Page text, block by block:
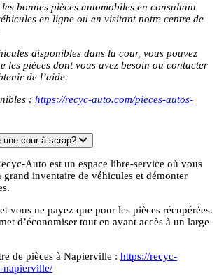
bonnes pièces automobiles en consultant
en ligne ou en visitant notre centre de
disponibles dans la cour, vous pouvez
les pièces dont vous avez besoin ou contacter
de l’aide.
: https://recyc-auto.com/pieces-autos-
une cour à scrap?
Auto est un espace libre-service où vous
grand inventaire de véhicules et démonter
vous ne payez que pour les pièces récupérées.
d’économiser tout en ayant accès à un large
de pièces à Napierville : https://recyc-
napierville/